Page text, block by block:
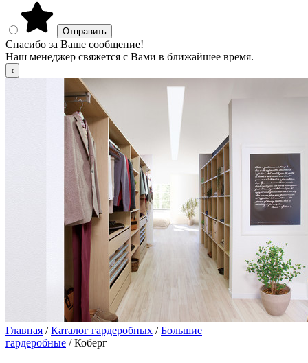
Спасибо за Ваше сообщение!
Наш менеджер свяжется с Вами в ближайшее время.
Главная /Каталог гардеробных /Большие
гардеробные / Коберг